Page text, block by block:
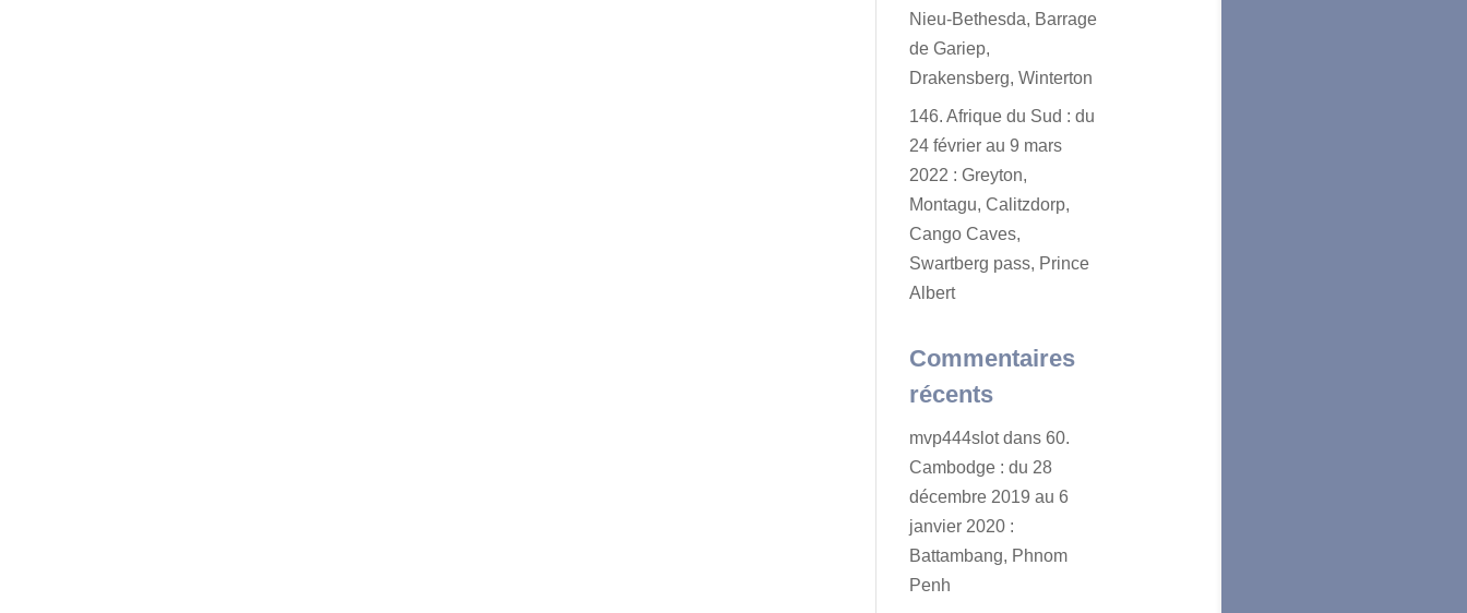
Nieu-Bethesda, Barrage
de Gariep,
Drakensberg, Winterton
146. Afrique du Sud : du
24 février au 9 mars
2022 : Greyton,
Montagu, Calitzdorp,
Cango Caves,
Swartberg pass, Prince
Albert
Commentaires
récents
mvp444slotdans60.
Cambodge : du 28
décembre 2019 au 6
janvier 2020 :
Battambang, Phnom
Penh